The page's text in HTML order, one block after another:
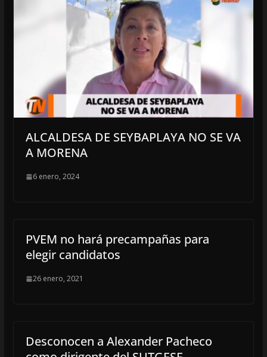
ALCALDESA DE SEYBAPLAYA NO SE VA
A MORENA
6 enero, 2024
PVEM no hará precampañas para
elegir candidatos
26 enero, 2021
Desconocen a Alexander Pacheco